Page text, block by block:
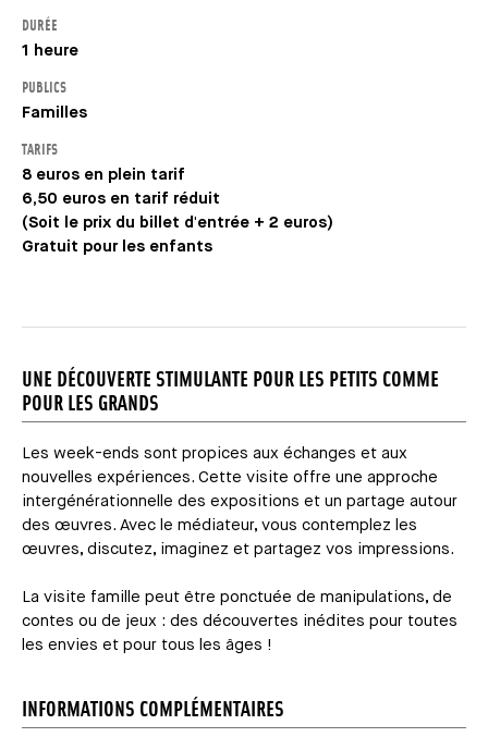
DURÉE
1 heure
PUBLICS
Familles
TARIFS
8 euros en plein tarif
6,50 euros en tarif réduit
(Soit le prix du billet d'entrée + 2 euros)
Gratuit pour les enfants
UNE DÉCOUVERTE STIMULANTE POUR LES PETITS COMME
POUR LES GRANDS
Les week-ends sont propices aux échanges et aux
nouvelles expériences. Cette visite offre une approche
intergénérationnelle des expositions et un partage autour
des œuvres. Avec le médiateur, vous contemplez les
œuvres, discutez, imaginez et partagez vos impressions.
La visite famille peut être ponctuée de manipulations, de
contes ou de jeux : des découvertes inédites pour toutes
les envies et pour tous les âges !
INFORMATIONS COMPLÉMENTAIRES